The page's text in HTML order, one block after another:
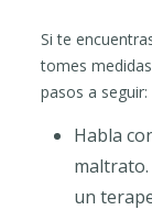
Si te
tomes
pasos a seguir:
Habla
un